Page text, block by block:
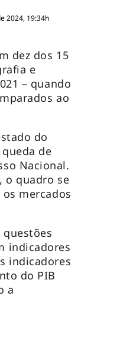
2024, 19:34h
dez dos 15
e
– quando
ao
do
de
Nacional.
o quadro se
mercados
questões
indicadores
indicadores
do PIB
a